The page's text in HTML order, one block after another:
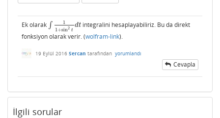
Ek olarak ∫
1
1+sin2 t
dt
∫1 1+sin2tdtintegralini hesaplayabiliriz. Bu da direkt
fonksiyon olarak verir. (wolfram-link).
19 Eylül 2016 Sercan tarafından yorumlandı
Cevapla
İlgili sorular